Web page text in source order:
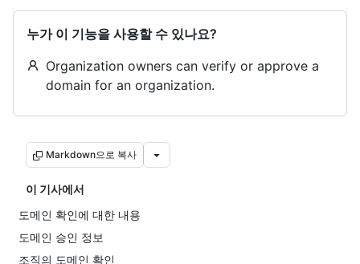
누가 이 기능을 사용할 수 있나요?
Organization owners can verify or approve a
domain for an organization.
Markdown으로 복사
이 기사에서
도메인 확인에 대한 내용
도메인 승인 정보
조직의 도메인 확인